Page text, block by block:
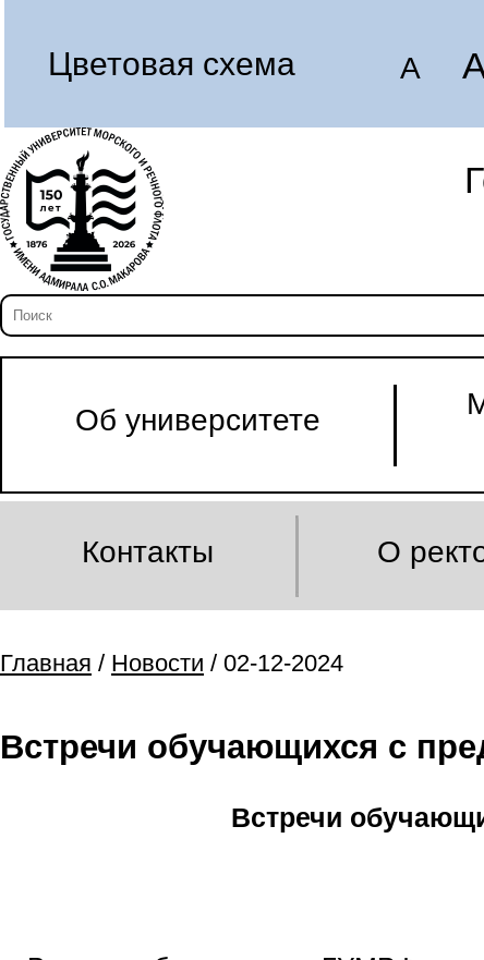
Цветовая схема A
Об университете
Контакты О
Главная / Новости / 02-12-2024
Встречи обучающихся с
Встречи